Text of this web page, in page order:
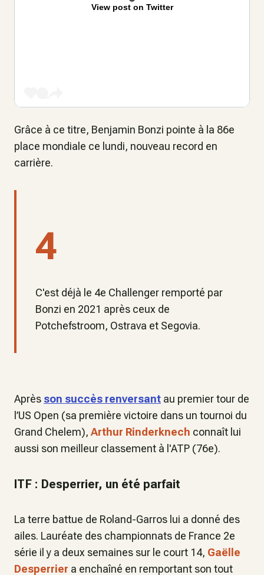
View post on Twitter
Grâce à ce titre, Benjamin Bonzi pointe à la 86e
place mondiale ce lundi, nouveau record en
carrière.
4
C'est déjà le 4e Challenger remporté par
Bonzi en 2021 après ceux de
Potchefstroom, Ostrava et Segovia.
Après son succès renversant au premier tour de
l’US Open (sa première victoire dans un tournoi du
Grand Chelem), Arthur Rinderknech connaît lui
aussi son meilleur classement à l'ATP (76e).
ITF : Desperrier, un été parfait
La terre battue de Roland-Garros lui a donné des
ailes. Lauréate des championnats de France 2e
série il y a deux semaines sur le court 14, Gaëlle
Desperrier a enchaîné en remportant son tout